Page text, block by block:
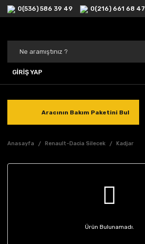
0(536) 586 39 49 0(216) 661 68 47
GİRİŞ YAP
Aracının Bakım Paketini Bul
Anasayfa Renault-Dacia Silecek Kadjar
Ürün Bulunamadı.